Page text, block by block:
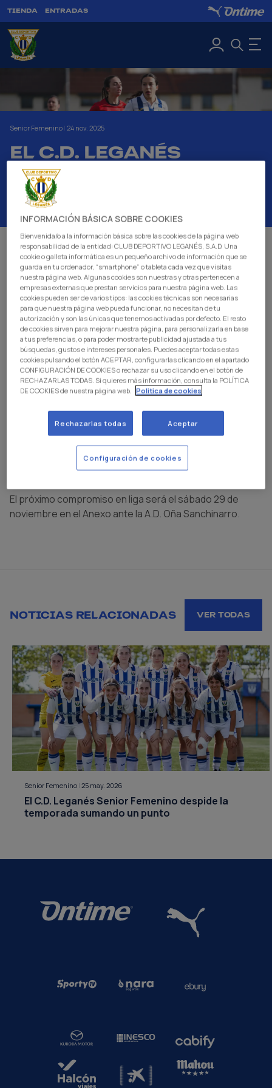
TIENDA ENTRADAS
Senior Femenino | 24 nov. 2025
EL C.D. LEGANÉS
SENIOR FEMENINO
SUMA UN PUNTO A
DOMICILIO (2-2)
Tercera jornada consecutiva sumando del C.D.
Leganés Senior Femenino, en esta ocasión un punto
ante el C.D. Electrocor Las Rozas en el encuentro
correspondiente a la novena jornada de Primera
Autonómica.
El equipo dirigido por José Antonio Viorreta sumó un
punto a domicilio en un duelo igualado ante el cuarto
clasificado. El conjunto local se adelantó en el marcador
en el minuto 25 de la primera mitad, pero antes de llegar
al descanso Amezcua y Jenna conseguían dar la vuelta al
A falta de cinco minutos para el final, las locales
marcaban el gol del empate. Un punto para el Senior
femenino que ocupa la quinta posición con 17 puntos, a
El próximo compromiso en liga será el sábado 29 de
noviembre en el Anexo ante la A.D. Oña Sanchinarro.
NOTICIAS RELACIONADAS VER TODAS
Senior Femenino | 25 may. 2026
El C.D. Leganés Senior Femenino despide la
temporada sumando un punto
INFORMACIÓN BÁSICA SOBRE COOKIES
Bienvenida/o a la información básica sobre las cookies de la página web
responsabilidad de la entidad: CLUB DEPORTIVO LEGANÉS, S.A.D. Una
cookie o galleta informática es un pequeño archivo de información que se
guarda en tu ordenador, “smartphone” o tableta cada vez que visitas
nuestra página web. Algunas cookies son nuestras y otras pertenecen a
empresas externas que prestan servicios para nuestra página web. Las
cookies pueden ser de varios tipos: las cookies técnicas son necesarias
para que nuestra página web pueda funcionar, no necesitan de tu
autorización y son las únicas que tenemos activadas por defecto. El resto
de cookies sirven para mejorar nuestra página, para personalizarla en base
a tus preferencias, o para poder mostrarte publicidad ajustada a tus
búsquedas, gustos e intereses personales. Puedes aceptar todas estas
cookies pulsando el botón ACEPTAR, configurarlas clicando en el apartado
CONFIGURACIÓN DE COOKIES o rechazar su uso clicando en el botón de
RECHAZARLAS TODAS. Si quieres más información, consulta la POLÍTICA
DE COOKIES de nuestra página web. Politica de cookies
Rechazarlas todas Aceptar
Configuración de cookies